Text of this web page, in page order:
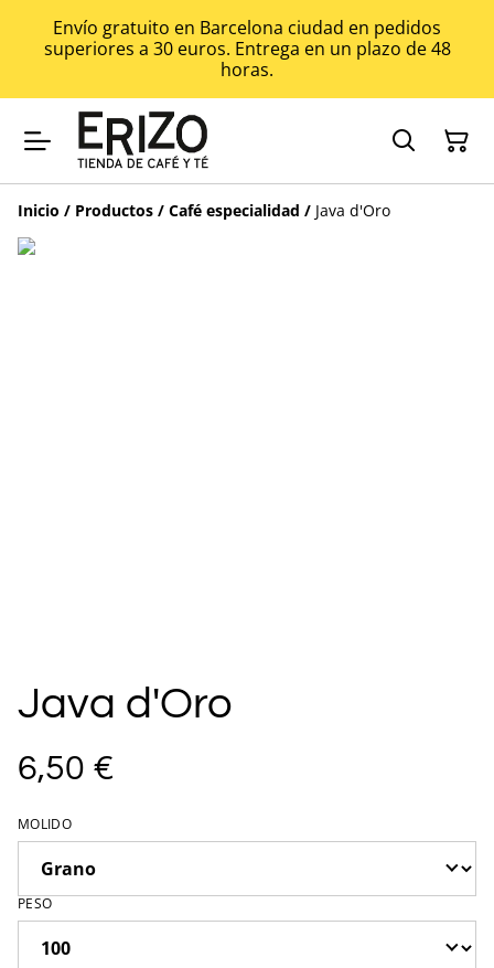
Envío gratuito en Barcelona ciudad en pedidos
superiores a 30 euros. Entrega en un plazo de 48
horas.
Inicio / Productos / Café especialidad / Java d'Oro
Java d'Oro
6,50 €
MOLIDO
PESO